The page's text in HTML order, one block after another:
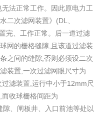
法正常工作。因此原电力工
二次滤网装置》(DL、
完、工作正常。后一道过滤
网的栅格缝隙,且该道过滤装
之间的缝隙,否则必须设二次
装置,一次过滤网眼尺寸为
滤装置,运行中小于12mm尺
收球栅格间距为
、闸板井、入口前池等处以